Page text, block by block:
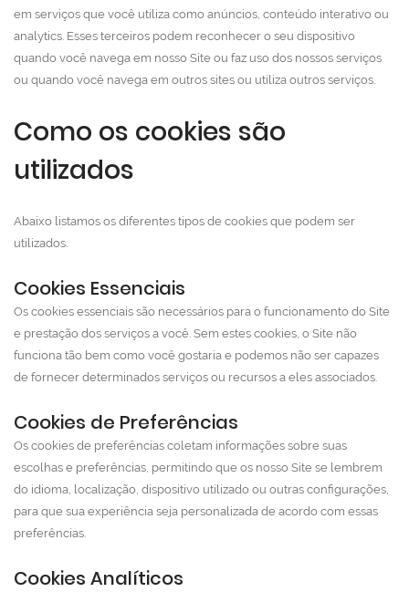
em serviços que você utiliza como anúncios, conteúdo interativo ou
analytics. Esses terceiros podem reconhecer o seu dispositivo
quando você navega em nosso Site ou faz uso dos nossos serviços
ou quando você navega em outros sites ou utiliza outros serviços.
Como os cookies são
utilizados
Abaixo listamos os diferentes tipos de cookies que podem ser
utilizados.
Cookies Essenciais
Os cookies essenciais são necessários para o funcionamento do Site
e prestação dos serviços a você. Sem estes cookies, o Site não
funciona tão bem como você gostaria e podemos não ser capazes
de fornecer determinados serviços ou recursos a eles associados.
Cookies de Preferências
Os cookies de preferências coletam informações sobre suas
escolhas e preferências, permitindo que os nosso Site se lembrem
do idioma, localização, dispositivo utilizado ou outras configurações,
para que sua experiência seja personalizada de acordo com essas
preferências.
Cookies Analíticos